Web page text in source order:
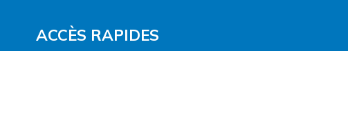
ACCÈS RAPIDES